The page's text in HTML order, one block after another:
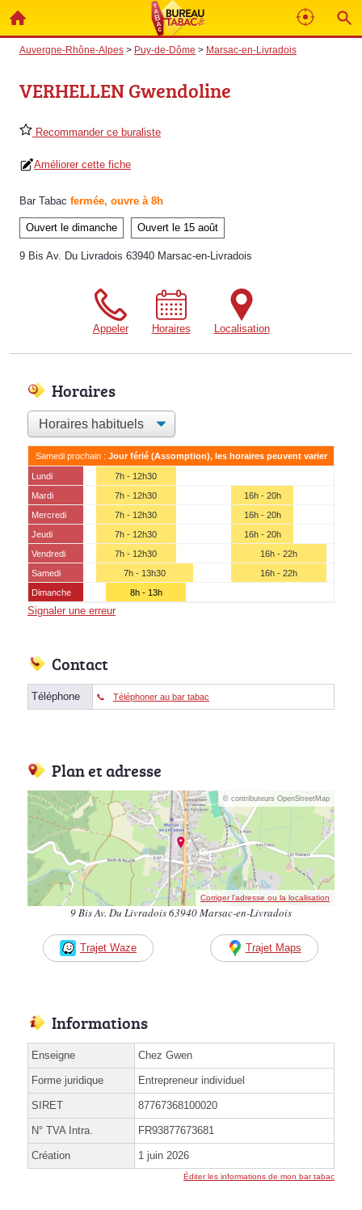
Auvergne-Rhône-Alpes > Puy-de-Dôme > Marsac-en-Livradois
VERHELLEN Gwendoline
Recommander ce buraliste
Améliorer cette fiche
Bar Tabac fermée, ouvre à 8h
Ouvert le dimanche Ouvert le 15 août
9 Bis Av. Du Livradois 63940 Marsac-en-Livradois
Appeler Horaires Localisation
Horaires
Samedi prochain : Jour férié (Assomption), les horaires peuvent varier
Lundi
7h - 12h30
Mardi
7h - 12h30
16h - 20h
Mercredi
7h - 12h30
16h - 20h
Jeudi
7h - 12h30
16h - 20h
Vendredi
7h - 12h30
16h - 22h
Samedi
7h - 13h30
16h - 22h
Dimanche
8h - 13h
Signaler une erreur
Contact
Téléphone Téléphoner au bar tabac
Plan et adresse
© contributeurs OpenStreetMap
Corriger l’adresse ou la localisation
9 Bis Av. Du Livradois 63940 Marsac-en-Livradois
Trajet Waze Trajet Maps
Informations
Enseigne Chez Gwen
Forme juridique Entrepreneur individuel
SIRET 87767368100020
N° TVA Intra. FR93877673681
Création 1 juin 2026
Éditer les informations de mon bar tabac